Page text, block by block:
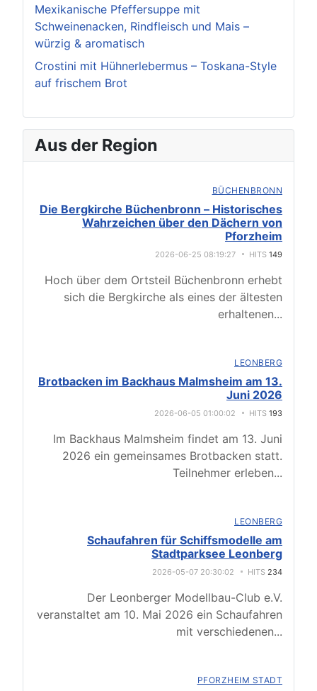
Mexikanische Pfeffersuppe mit
Schweinenacken, Rindfleisch und Mais –
würzig & aromatisch
Crostini mit Hühnerlebermus – Toskana-Style
auf frischem Brot
Aus der Region
BÜCHENBRONN
Die Bergkirche Büchenbronn – Historisches
Wahrzeichen über den Dächern von
Pforzheim
2026-06-25 08:19:27 HITS 149
Hoch über dem Ortsteil Büchenbronn erhebt
sich die Bergkirche als eines der ältesten
erhaltenen...
LEONBERG
Brotbacken im Backhaus Malmsheim am 13.
Juni 2026
2026-06-05 01:00:02 HITS 193
Im Backhaus Malmsheim findet am 13. Juni
2026 ein gemeinsames Brotbacken statt.
Teilnehmer erleben...
LEONBERG
Schaufahren für Schiffsmodelle am
Stadtparksee Leonberg
2026-05-07 20:30:02 HITS 234
Der Leonberger Modellbau-Club e.V.
veranstaltet am 10. Mai 2026 ein Schaufahren
mit verschiedenen...
PFORZHEIM STADT